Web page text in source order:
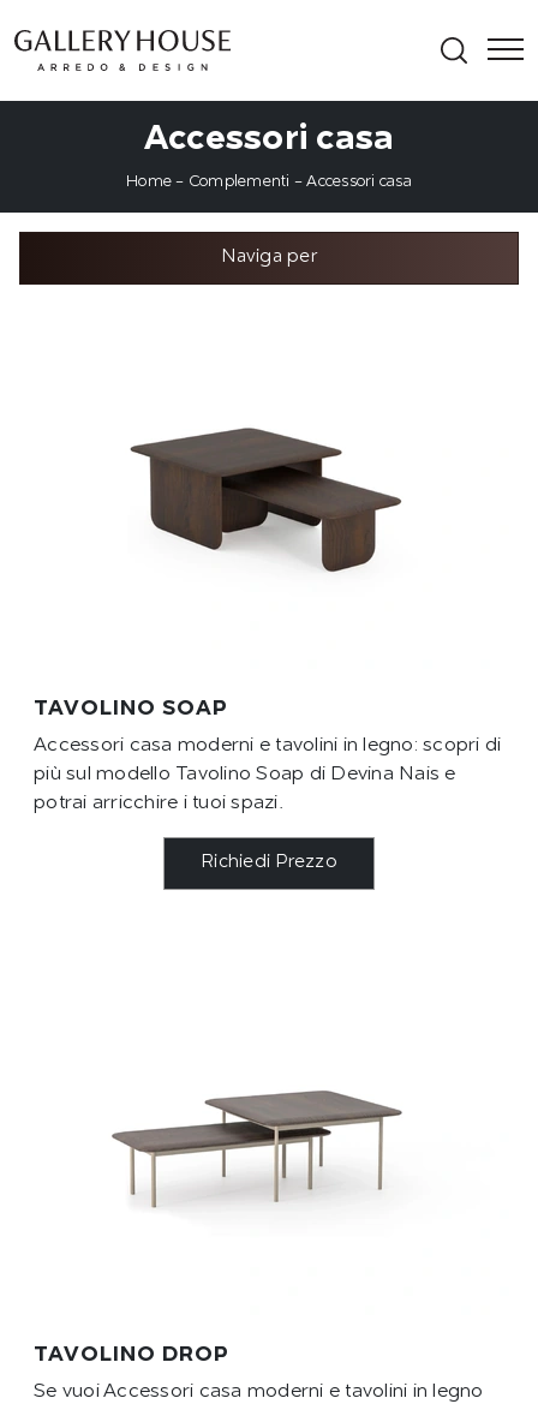
Accessori casa
Home - Complementi -Accessori casa
Naviga per
TAVOLINO SOAP
Accessori casa moderni e tavolini in legno: scopri di
più sul modello Tavolino Soap di Devina Nais e
potrai arricchire i tuoi spazi.
Richiedi Prezzo
TAVOLINO DROP
Se vuoi Accessori casa moderni e tavolini in legno